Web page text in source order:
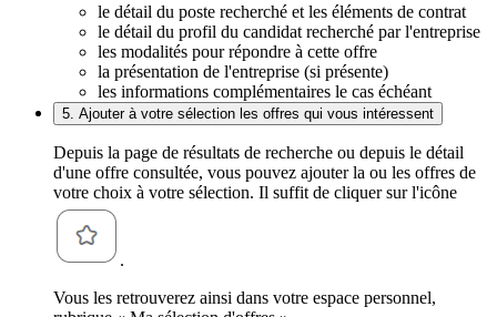
le détail du poste recherché et les éléments de contrat
le détail du profil du candidat recherché par l'entreprise
les modalités pour répondre à cette offre
la présentation de l'entreprise (si présente)
les informations complémentaires le cas échéant
5. Ajouter à votre sélection les offres qui vous intéressent
Depuis la page de résultats de recherche ou depuis le détail
d'une offre consultée, vous pouvez ajouter la ou les offres de
votre choix à votre sélection. Il suffit de cliquer sur l'icône
.
Vous les retrouverez ainsi dans votre espace personnel,